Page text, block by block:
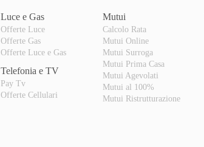
Luce e Gas
Offerte Luce
Offerte Gas
Offerte Luce e Gas
Telefonia e TV
Pay Tv
Offerte Cellulari
Mutui
Calcolo Rata
Mutui Online
Mutui Surroga
Mutui Prima Casa
Mutui Agevolati
Mutui al 100%
Mutui Ristrutturazione